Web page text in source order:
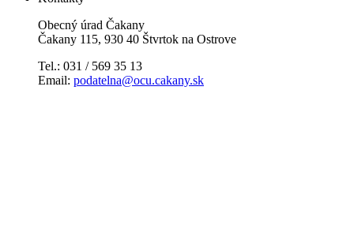
Obecný úrad Čakany
Čakany 115, 930 40 Štvrtok na Ostrove
Tel.: 031 / 569 35 13
Email: podatelna@ocu.cakany.sk